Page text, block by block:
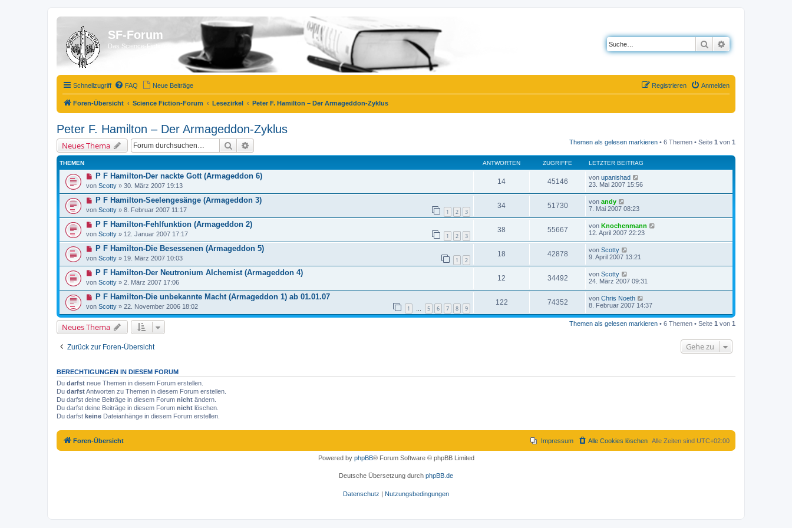
SF-Forum
Das Science-Fiction-Forum! Suche
Schnellzugriff FAQ Neue Beiträge Anmelden
Registrieren
Foren-Übersicht Science Fiction-Forum Lesezirkel Peter F. Hamilton – Der Armageddon-Zyklus
Peter F. Hamilton – Der Armageddon-Zyklus
Neues Thema Suche Themen als gelesen markieren • 6 Themen • Seite 1 von 1
THEMEN ANTWORTEN ZUGRIFFE LETZTER BEITRAG
P F Hamilton-Der nackte Gott (Armageddon 6)
von Scotty » 30. März 2007 19:13
14 45146 von upanishad
23. Mai 2007 15:56
P F Hamilton-Seelengesänge (Armageddon 3)
von Scotty » 8. Februar 2007 11:17 1 2 3
34 51730 von andy
7. Mai 2007 08:23
P F Hamilton-Fehlfunktion (Armageddon 2)
von Scotty » 12. Januar 2007 17:17 1 2 3
38 55667 von Knochenmann
12. April 2007 22:23
P F Hamilton-Die Besessenen (Armageddon 5)
von Scotty » 19. März 2007 10:03 1 2
18 42878 von Scotty
9. April 2007 13:21
P F Hamilton-Der Neutronium Alchemist (Armageddon 4)
von Scotty » 2. März 2007 17:06
12 34492 von Scotty
24. März 2007 09:31
P F Hamilton-Die unbekannte Macht (Armageddon 1) ab 01.01.07
von Scotty » 22. November 2006 18:02 1 … 5 6 7 8 9
122 74352 von Chris Noeth
8. Februar 2007 14:37
Neues Thema Themen als gelesen markieren • 6 Themen • Seite 1 von 1
Zurück zur Foren-Übersicht Gehe zu
BERECHTIGUNGEN IN DIESEM FORUM
Du darfst neue Themen in diesem Forum erstellen.
Du darfstAntworten zu Themen in diesem Forum erstellen.
Du darfst deine Beiträge in diesem Forum nicht ändern.
Du darfst deine Beiträge in diesem Forum nicht löschen.
Du darfst keine Dateianhänge in diesem Forum erstellen.
Foren-Übersicht Alle Zeiten sind UTC+02:00
Alle Cookies löschen
Impressum
Powered by phpBB® Forum Software © phpBB Limited
Deutsche Übersetzung durch phpBB.de
Datenschutz | Nutzungsbedingungen